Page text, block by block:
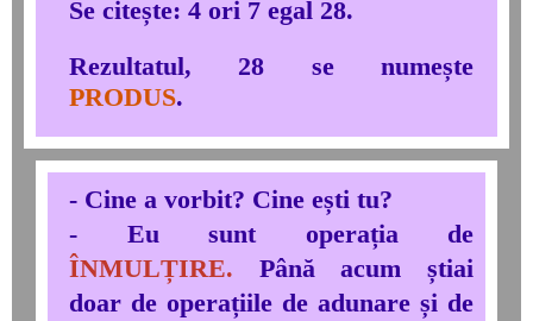
Se citește: 4 ori 7 egal 28.
Rezultatul, 28 se numește
PRODUS.
- Cine a vorbit? Cine ești tu?
- Eu sunt operația de
ÎNMULȚIRE. Până acum știai
doar de operațiile de adunare și de